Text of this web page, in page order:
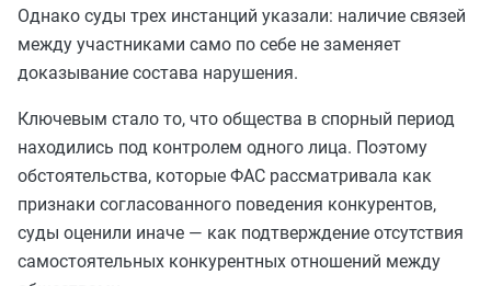
Однако суды трех инстанций указали: наличие связей
между участниками само по себе не заменяет
доказывание состава нарушения.
Ключевым стало то, что общества в спорный период
находились под контролем одного лица. Поэтому
обстоятельства, которые ФАС рассматривала как
признаки согласованного поведения конкурентов,
суды оценили иначе — как подтверждение отсутствия
самостоятельных конкурентных отношений между